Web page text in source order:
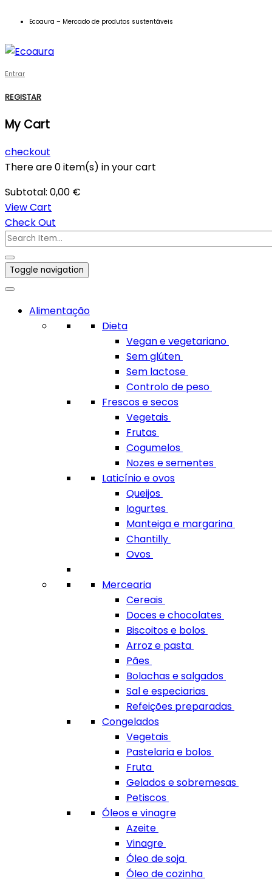
Ecoaura – Mercado de produtos sustentáveis
Entrar
REGISTAR
My Cart
checkout
There are0 item(s) in your cart
Subtotal: 0,00 €
View Cart
Check Out
Toggle navigation
Alimentação
Dieta
Vegan e vegetariano
Sem glúten
Sem lactose
Controlo de peso
Frescos e secos
Vegetais
Frutas
Cogumelos
Nozes e sementes
Laticínio e ovos
Queijos
Iogurtes
Manteiga e margarina
Chantilly
Ovos
Mercearia
Cereais
Doces e chocolates
Biscoitos e bolos
Arroz e pasta
Pães
Bolachas e salgados
Sal e especiarias
Refeições preparadas
Congelados
Vegetais
Pastelaria e bolos
Fruta
Gelados e sobremesas
Petiscos
Óleos e vinagre
Azeite
Vinagre
Óleo de soja
Óleo de cozinha